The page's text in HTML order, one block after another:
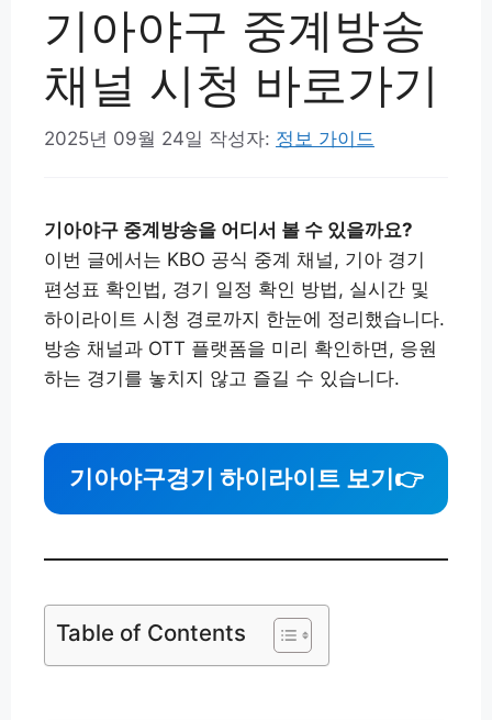
기아야구 중계방송
채널 시청 바로가기
2025년 09월 24일 작성자: 정보 가이드
기아야구 중계방송을 어디서 볼 수 있을까요?
이번 글에서는 KBO 공식 중계 채널, 기아 경기
편성표 확인법, 경기 일정 확인 방법, 실시간 및
하이라이트 시청 경로까지 한눈에 정리했습니다.
방송 채널과 OTT 플랫폼을 미리 확인하면, 응원
하는 경기를 놓치지 않고 즐길 수 있습니다.
기아야구경기 하이라이트 보기👉
Table of Contents